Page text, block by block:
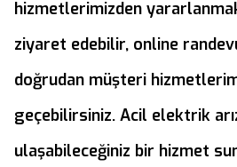
hizmetlerimizden
ziyaret edebilir, online
doğrudan müşteri
geçebilirsiniz. Acil elektrik
ulaşabileceğiniz bir hizmet